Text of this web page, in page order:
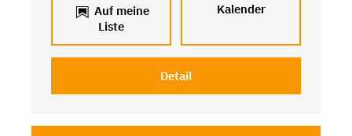
Auf meine
Liste
Kalender
Detail